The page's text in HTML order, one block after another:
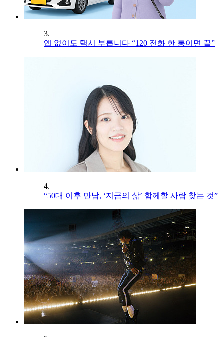
3.
앱 없이도 택시 부릅니다 “120 전화 한 통이면 끝”
4.
“50대 이후 만남, ‘지금의 삶’ 함께할 사람 찾는 것”